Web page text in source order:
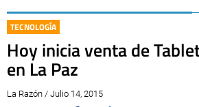
TECNOLOGÍA
Hoy inicia venta de
en La Paz
La Razón / Julio 14, 2015